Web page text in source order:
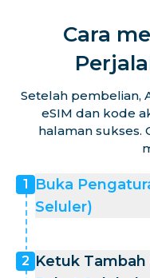
Cara
Setelah pembelian,
eSIM dan kode
halaman
1
Buka
Seluler)
2 Ketuk